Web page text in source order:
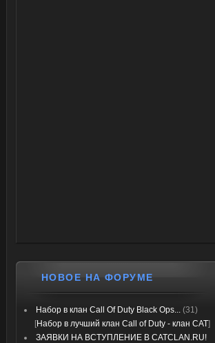
НОВОЕ НА ФОРУМЕ
Набор в клан Call Of Duty Black Ops... (31)
[Набор в лучший клан Call of Duty - клан CAT]
ЗАЯВКИ НА ВСТУПЛЕНИЕ В CATCLAN.RU!